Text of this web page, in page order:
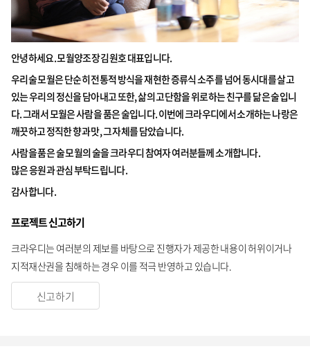
안녕하세요. 모월양조장 김원호 대표입니다.
우리술 모월은 단순히 전통적 방식을 재현한 증류식 소주를 넘어 동시대를 살고
있는 우리의 정신을 담아내고 또한, 삶의 고단함을 위로하는 친구를 닮은 술입니
다. 그래서 모월은 사람을 품은 술입니다. 이번에 크라우디에서 소개하는 나랑은
깨끗하고 정직한 향과 맛, 그 자체를 담았습니다.
사람을 품은 술 모월의 술을 크라우디 참여자 여러분들께 소개합니다.
많은 응원과 관심 부탁드립니다.
감사합니다.
프로젝트 신고하기
크라우디는 여러분의 제보를 바탕으로 진행자가 제공한 내용이 허위이거나
지적재산권을 침해하는 경우 이를 적극 반영하고 있습니다.
신고하기